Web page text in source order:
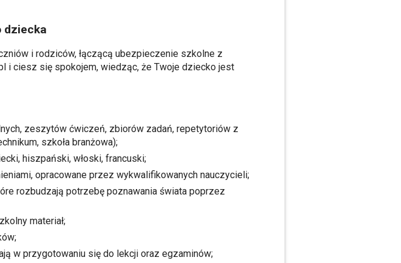
dziecka
i rodziców, łączącą ubezpieczenie szkolne z
i ciesz się spokojem, wiedząc, że Twoje dziecko jest
zeszytów ćwiczeń, zbiorów zadań, repetytoriów z
szkoła branżowa);
hiszpański, włoski, francuski;
opracowane przez wykwalifikowanych nauczycieli;
rozbudzają potrzebę poznawania świata poprzez
materiał;
w przygotowaniu się do lekcji oraz egzaminów;